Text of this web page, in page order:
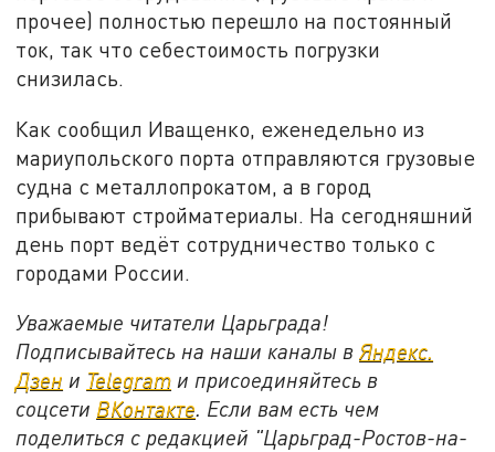
прочее) полностью перешло на постоянный
ток, так что себестоимость погрузки
снизилась.
Как сообщил Иващенко, еженедельно из
мариупольского порта отправляются грузовые
судна с металлопрокатом, а в город
прибывают стройматериалы. На сегодняшний
день порт ведёт сотрудничество только с
городами России.
Уважаемые читатели Царьграда!
Подписывайтесь на наши каналы вЯндекс.
Дзен и Telegram и присоединяйтесь в
соцсети ВКонтакте. Если вам есть чем
поделиться с редакцией "Царьград-Ростов-на-